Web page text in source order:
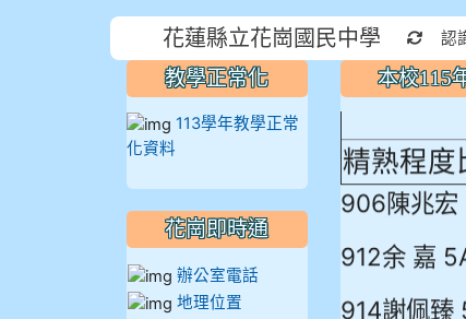
花蓮縣立花崗國民中學 重新
認
本校115
本校115
蓮縣最佳
精熟程度
906陳兆宏
912余 嘉
914謝佩臻
教學正常化
113學年教學正常
化資料
花崗即時通
辦公室電話
地理位置